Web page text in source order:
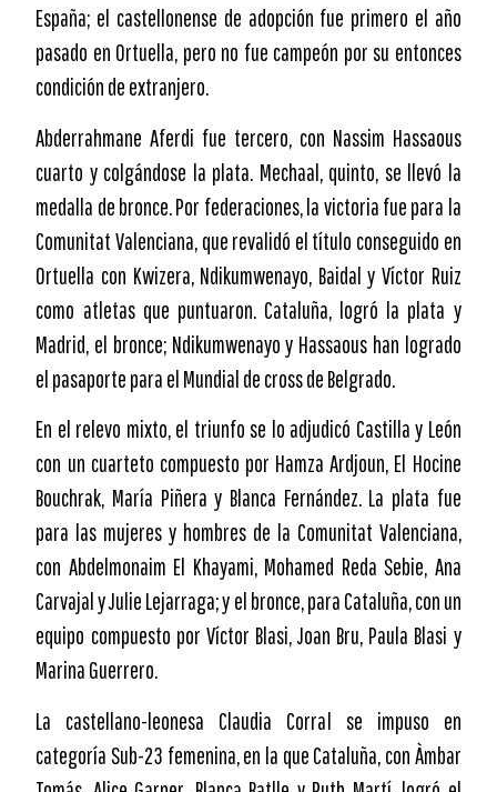
España; el castellonense de adopción fue primero el año
pasado en Ortuella, pero no fue campeón por su entonces
condición de extranjero.
Abderrahmane Aferdi fue tercero, con Nassim Hassaous
cuarto y colgándose la plata. Mechaal, quinto, se llevó la
medalla de bronce. Por federaciones, la victoria fue para la
Comunitat Valenciana, que revalidó el título conseguido en
Ortuella con Kwizera, Ndikumwenayo, Baidal y Víctor Ruiz
como atletas que puntuaron. Cataluña, logró la plata y
Madrid, el bronce; Ndikumwenayo y Hassaous han logrado
el pasaporte para el Mundial de cross de Belgrado.
En el relevo mixto, el triunfo se lo adjudicó Castilla y León
con un cuarteto compuesto por Hamza Ardjoun, El Hocine
Bouchrak, María Piñera y Blanca Fernández. La plata fue
para las mujeres y hombres de la Comunitat Valenciana,
con Abdelmonaim El Khayami, Mohamed Reda Sebie, Ana
Carvajal y Julie Lejarraga; y el bronce, para Cataluña, con un
equipo compuesto por Víctor Blasi, Joan Bru, Paula Blasi y
Marina Guerrero.
La castellano-leonesa Claudia Corral se impuso en
categoría Sub-23 femenina, en la que Cataluña, con Àmbar